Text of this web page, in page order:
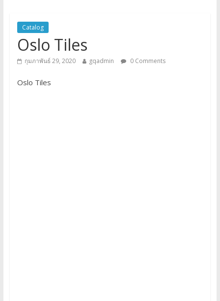
Catalog
Oslo Tiles
กุมภาพันธ์ 29, 2020 gqadmin 0 Comments
Oslo Tiles